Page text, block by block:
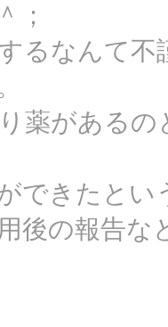
；
るなんて
薬がある
できたとい
後の報告